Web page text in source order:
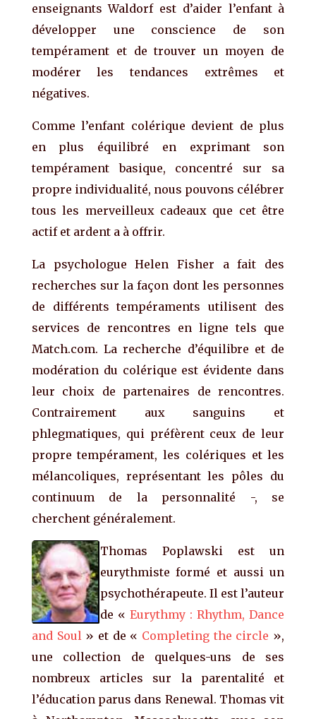
enseignants Waldorf est d’aider l’enfant à
développer une conscience de son
tempérament et de trouver un moyen de
modérer les tendances extrêmes et
négatives.
Comme l’enfant colérique devient de plus
en plus équilibré en exprimant son
tempérament basique, concentré sur sa
propre individualité, nous pouvons célébrer
tous les merveilleux cadeaux que cet être
actif et ardent a à offrir.
La psychologue Helen Fisher a fait des
recherches sur la façon dont les personnes
de différents tempéraments utilisent des
services de rencontres en ligne tels que
Match.com. La recherche d’équilibre et de
modération du colérique est évidente dans
leur choix de partenaires de rencontres.
Contrairement aux sanguins et
phlegmatiques, qui préfèrent ceux de leur
propre tempérament, les colériques et les
mélancoliques, représentant les pôles du
continuum de la personnalité -, se
cherchent généralement.
Thomas Poplawski est un
eurythmiste formé et aussi un
psychothérapeute. Il est l’auteur
de « Eurythmy : Rhythm, Dance
and Soul » et de « Completing the circle »,
une collection de quelques-uns de ses
nombreux articles sur la parentalité et
l’éducation parus dans Renewal. Thomas vit